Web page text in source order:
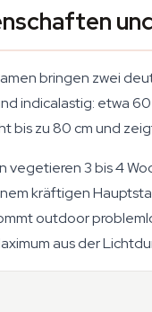
bringen zwei
indicalastig: etwa
bis zu 80 cm und
vegetieren 3 bis 4
kräftigen
outdoor
aus der